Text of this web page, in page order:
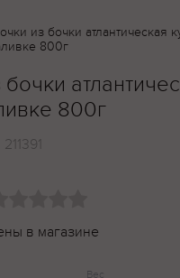
из бочки атлантическая
800г
800г
211391
в магазине
Вес